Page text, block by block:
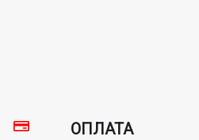
ОПЛАТА